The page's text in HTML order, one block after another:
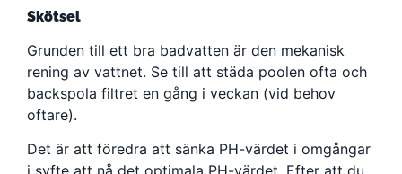
Skötsel
Grunden till ett bra badvatten är den mekanisk
rening av vattnet. Se till att städa poolen ofta och
backspola filtret en gång i veckan (vid behov
oftare).
Det är att föredra att sänka PH-värdet i omgångar